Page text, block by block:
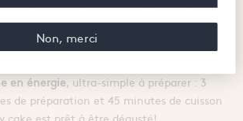
d’escalade, une compétition ou bien
journée d’entrainement intensif,
grâce au
en énergie, ultra-simple à préparer : 3
de préparation et 45 minutes de cuisson
cake est prêt à être dégusté!
Non, merci